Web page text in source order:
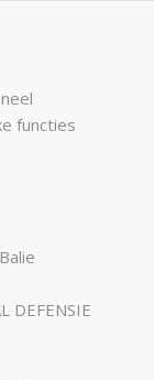
functies
DEFENSIE